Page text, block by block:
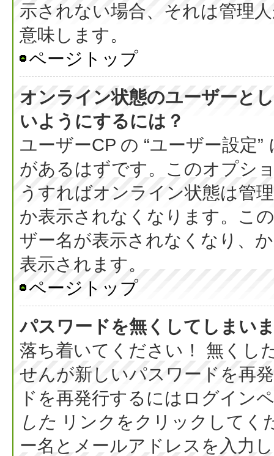
示されない場合、それは管理
意味します。
ページトップ
オンライン状態のユーザーと
いようにするには？
ユーザーCP の “ユーザー設定
があるはずです。このオプシ
うすればオンライン状態は管
か表示されなくなります。こ
ザー名が表示されなくなり、
表示されます。
ページトップ
パスワードを無くしてしまい
落ち着いてください！ 無くし
せんが新しいパスワードを再
ドを再発行するにはログイン
した リンクをクリックしてく
ー名とメールアドレスを入力